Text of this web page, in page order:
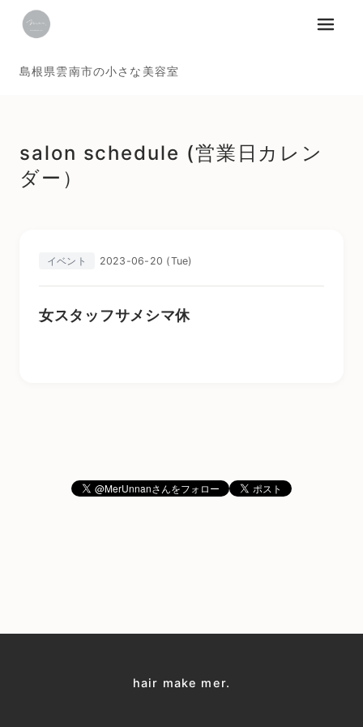
島根県雲南市の小さな美容室
メニュ
salon schedule (営業日カレン
ダー）
イベント 2023-06-20 (Tue)
女スタッフサメシマ休
hair make mer.